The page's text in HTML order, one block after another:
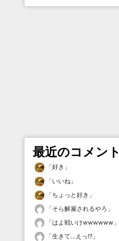
最近のコメント
「好き 」
「いいね 」
「ちょっと好き 」
「そら解雇されるやろ 」
「はよ戦いけwwwwww 」
「生きて…えっ!? 」